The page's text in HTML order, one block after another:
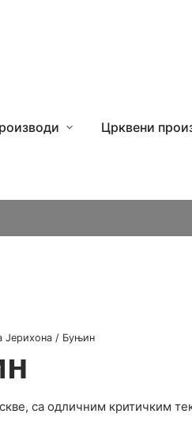
Црквени
Јерихона / Буњин
са одличним критичким